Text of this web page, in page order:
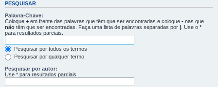
PESQUISAR
Palavra-Chave:
Coloque + em frente das palavras que têm que ser encontradas e coloque - nas que
não têm que ser encontradas. Faça uma lista de palavras separadas por | . Use o *
para resultados parciais.
Pesquisar por todos os termos
Pesquisar por qualquer termo
Pesquisar por autor:
Use * para resultados parciais